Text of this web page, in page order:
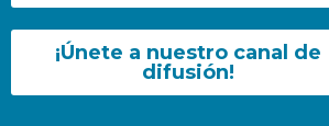
¡Únete a nuestro canal de
difusión!